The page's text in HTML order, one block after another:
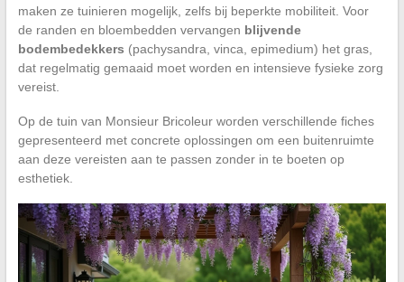
maken ze tuinieren mogelijk, zelfs bij beperkte mobiliteit. Voor
de randen en bloembedden vervangen blijvende
bodembedekkers (pachysandra, vinca, epimedium) het gras,
dat regelmatig gemaaid moet worden en intensieve fysieke zorg
vereist.
Op de tuin van Monsieur Bricoleur worden verschillende fiches
gepresenteerd met concrete oplossingen om een buitenruimte
aan deze vereisten aan te passen zonder in te boeten op
esthetiek.